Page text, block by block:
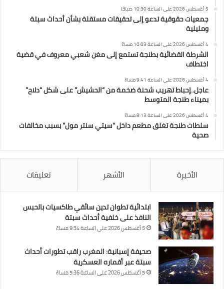
5 أغسطس 2026 على الساعة 10:30 صباحًا
جمعيات حقوقية تدعو إلى تحقيقات مستقلة بشأن أحداث سبتة
ومليلية
4 أغسطس 2026 على الساعة 10:03 مساءً
الشرطة القضائية بطنجة تستمع إلى مغن شعبي معروف في قضية
اختطاف
4 أغسطس 2026 على الساعة 9:41 مساءً
عاجل..إحباط تهريب شحنة ضخمة من “الحشيش” على شكل “دلاح”
بميناء طنجة المتوسط
4 أغسطس 2026 على الساعة 8:13 مساءً
سلطات طنجة تغلق مطعم داخل “سيتي سنتر مول” بسبب مخالفات
صحية
الأخيرة الأشهر تعليقات
ابتدائية تطوان تدين سائقي طاكسيات بالحبس
النافذ على خلفية أحداث سبتة
5 أغسطس 2026 على الساعة 9:34 مساءً
صحيفة إسبانية: المغرب راقب تطورات أحداث
سبتة عبر أقماره العسكرية
5 أغسطس 2026 على الساعة 5:36 مساءً